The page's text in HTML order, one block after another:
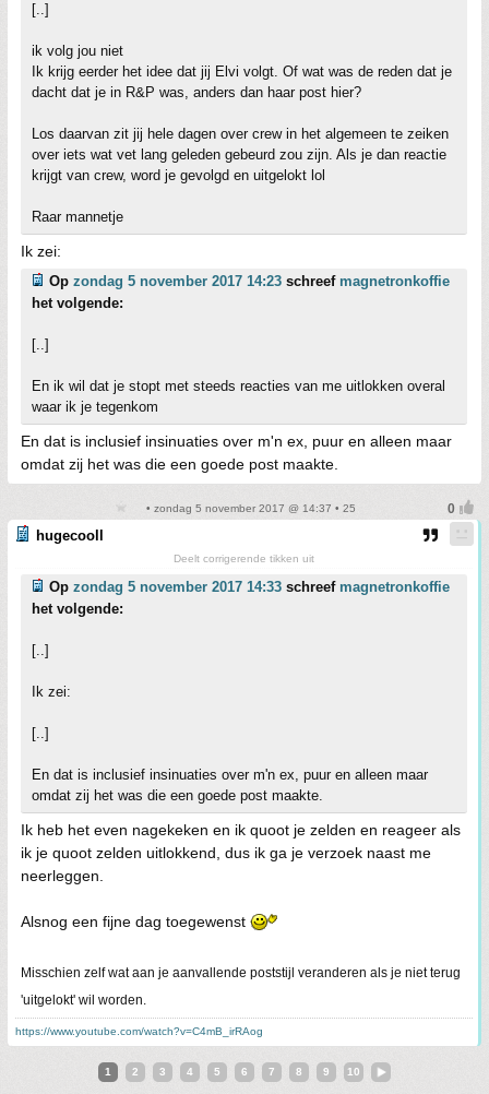
[..]
ik volg jou niet
Ik krijg eerder het idee dat jij Elvi volgt. Of wat was de reden dat je
dacht dat je in R&P was, anders dan haar post hier?
Los daarvan zit jij hele dagen over crew in het algemeen te zeiken
over iets wat vet lang geleden gebeurd zou zijn. Als je dan reactie
krijgt van crew, word je gevolgd en uitgelokt lol
Raar mannetje
Ik zei:
Op zondag 5 november 2017 14:23 schreef magnetronkoffie
het volgende:
[..]
En ik wil dat je stopt met steeds reacties van me uitlokken overal
waar ik je tegenkom
En dat is inclusief insinuaties over m'n ex, puur en alleen maar
omdat zij het was die een goede post maakte.
• zondag 5 november 2017 @ 14:37 • 25
hugecooll
Deelt corrigerende tikken uit
Op zondag 5 november 2017 14:33 schreef magnetronkoffie
het volgende:
[..]
Ik zei:
[..]
En dat is inclusief insinuaties over m'n ex, puur en alleen maar
omdat zij het was die een goede post maakte.
Ik heb het even nagekeken en ik quoot je zelden en reageer als
ik je quoot zelden uitlokkend, dus ik ga je verzoek naast me
neerleggen.
Alsnog een fijne dag toegewenst
Misschien zelf wat aan je aanvallende poststijl veranderen als je niet terug
'uitgelokt' wil worden.
https://www.youtube.com/watch?v=C4mB_irRAog
1 2 3 4 5 6 7 8 9 10